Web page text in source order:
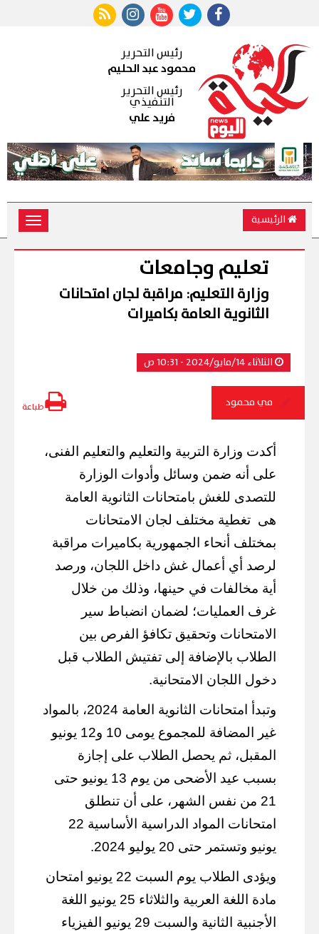
رئيس التحرير
محمود عبد الحليم
رئيس التحرير
التنفيذي
فريد علي
الرئيسية
Toggle
تعليم وجامعات
وزارة التعليم: مراقبة لجان امتحانات
الثانوية العامة بكاميرات
الثلاثاء 14/مايو/2024 - 10:31 ص
مي محمود طباعة
أكدت وزارة التربية والتعليم والتعليم الفنى،
على أنه ضمن وسائل وأدوات الوزارة
للتصدى للغش بامتحانات الثانوية العامة
هى تغطية مختلف لجان الامتحانات
بمختلف أنحاء الجمهورية بكاميرات مراقبة
لرصد أي أعمال غش داخل اللجان، ورصد
أية مخالفات في حينها، وذلك من خلال
غرف العمليات؛ لضمان انضباط سير
الامتحانات وتحقيق تكافؤ الفرص بين
الطلاب بالإضافة إلى تفتيش الطلاب قبل
دخول اللجان الامتحانية.
وتبدأ امتحانات الثانوية العامة 2024، بالمواد
غير المضافة للمجموع يومى 10 و12 يونيو
المقبل، ثم يحصل الطلاب على إجازة
بسبب عيد الأضحى من يوم 13 يونيو حتى
21 من نفس الشهر، على أن تنطلق
امتحانات المواد الدراسية الأساسية 22
يونيو وتستمر حتى 20 يوليو 2024.
ويؤدى الطلاب يوم السبت 22 يونيو امتحان
مادة اللغة العربية والثلاثاء 25 يونيو اللغة
الأجنبية الثانية والسبت 29 يونيو الفيزياء